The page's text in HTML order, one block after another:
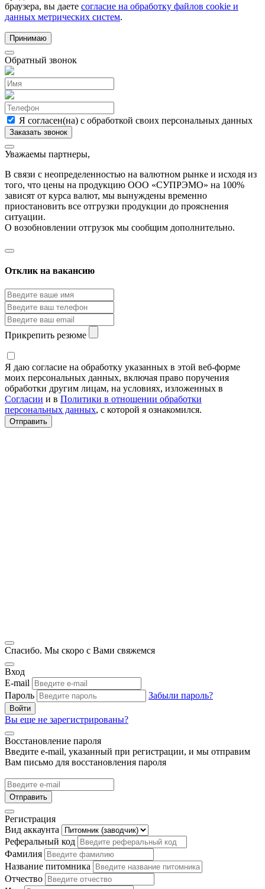
браузера, вы даете согласие на обработку файлов cookie и
данных метрических систем.
Принимаю
Обратный звонок
Я согласен(на) с обработкой своих персональных данных
Уважаемы партнеры,
В связи с неопределенностью на валютном рынке и исходя из
того, что цены на продукцию ООО «СУПРЭМО» на 100%
зависят от курса валют, мы вынуждены временно
приостановить все отгрузки продукции до прояснения
ситуации.
О возобновлении отгрузок мы сообщим дополнительно.
Отклик на вакансию
Прикрепить резюме
Я даю согласие на обработку указанных в этой веб-форме
моих персональных данных, включая право поручения
обработки другим лицам, на условиях, изложенных в
Согласии и в Политики в отношении обработки
персональных данных, с которой я ознакомился.
Спасибо. Мы скоро с Вами свяжемся
Вход
E-mail
Пароль
Забыли пароль?
Войти
Вы еще не зарегистрированы?
Восстановление пароля
Введите e-mail, указанный при регистрации, и мы отправим
Вам письмо для восстановления пароля
Отправить
Регистрация
Вид аккаунта
Реферальный код
Фамилия
Название питомника
Отчество